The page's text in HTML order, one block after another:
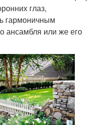
глаз,
гармоничным
ансамбля или же его